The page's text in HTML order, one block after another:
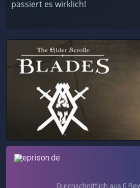
passiert es wirklich!